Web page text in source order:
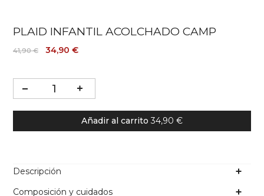
PLAID INFANTIL ACOLCHADO CAMP
41,90 € 34,90 €
Añadir al carrito 34,90 €
Descripción
Composición y cuidados